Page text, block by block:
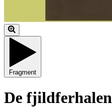
Fragment
De fjildferhalen